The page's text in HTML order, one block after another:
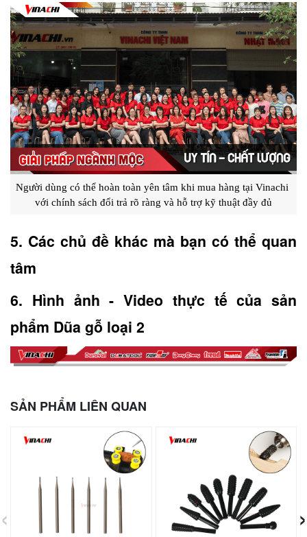
Người dùng có thể hoàn toàn yên tâm khi mua hàng tại Vinachi
với chính sách đổi trả rõ ràng và hỗ trợ kỹ thuật đầy đủ
5. Các chủ đề khác mà bạn có thể quan
tâm
6. Hình ảnh - Video thực tế của sản
phẩm Dũa gỗ loại 2
SẢN PHẨM LIÊN QUAN
‹ ›